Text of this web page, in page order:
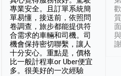
專業安全。且訂單系統簡
單易懂，接送前，依照問
卷調查，旅步都能提供符
合需求的車輛和司機。司
機會保持密切聯繫，讓人
十分安心。重點是，價格
比一般計程車or Uber便宜
多。很美好的一次經驗